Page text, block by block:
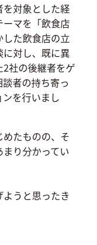
対象とした経
マを「飲食店
た飲食店の立
対し、既に異
社の後継者をゲ
者の持ち寄っ
を行いまし
たものの、そ
り分かってい
思ったき